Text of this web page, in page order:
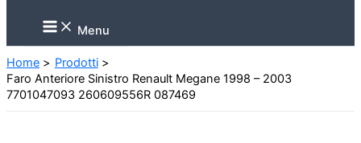
Main
Menu Menu
Home
Prodotti
Faro Anteriore Sinistro Renault Megane 1998 – 2003
7701047093 260609556R 087469